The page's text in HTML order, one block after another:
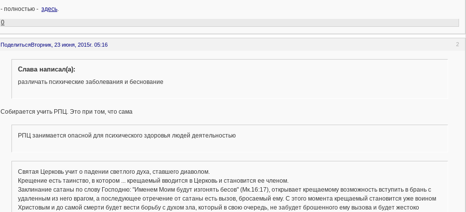
- полностью - здесь.
0
Поделиться 2
Вторник, 23 июня, 2015г. 05:16
Слава написал(а):
различать психические заболевания и беснование
Собирается учить РПЦ. Это при том, что сама
РПЦ занимается опасной для психического здоровья людей деятельностью
Святая Церковь учит о падении светлого духа, ставшего диаволом.
Крещение есть таинство, в котором ... крещаемый вводится в Церковь и становится ее членом.
Заклинание сатаны по слову Господню: "Именем Моим будут изгонять бесов" (Мк.16:17), открывает крещаемому возможность вступить в брань с
удаленным из него врагом, а последующее отречение от сатаны есть вызов, бросаемый ему. С этого момента крещаемый становится уже воином
Христовым и до самой смерти будет вести борьбу с духом зла, который в свою очередь, не забудет брошенного ему вызова и будет жестоко